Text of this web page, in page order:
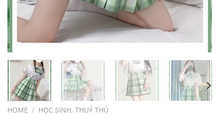
HOME / HỌC SINH, THUỶ THỦ